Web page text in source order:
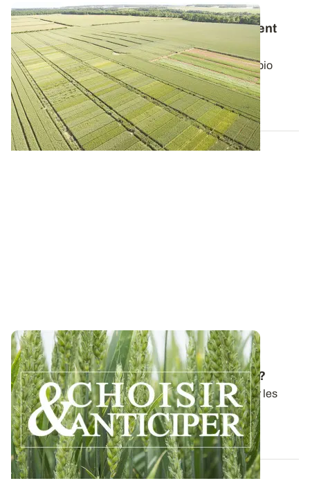
Blé tendre - Des variétés bio majoritairement
d’origine européenne
Actuellement, la plupart des variétés de blé tendre bio
évaluées en France proviennent d...
21 DÉC. 2017
Campagne 2025/26 - Blé tendre : quelles
variétés choisir pour les prochains semis ?
En anticipation des commandes de semences pour les
semis 2025, ARVALIS propose un guide...
27 JUIN 2025